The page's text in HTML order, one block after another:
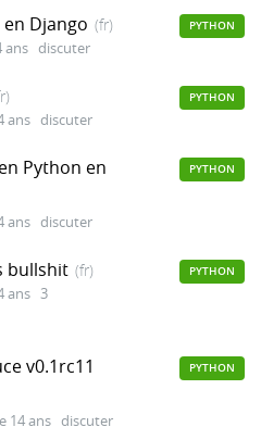
Django (fr)
ans discuter
PYTHON
ans discuter
PYTHON
Python en
ans discuter
PYTHON
bullshit (fr)
ans 3
PYTHON
v0.1rc11
14 ans discuter
PYTHON